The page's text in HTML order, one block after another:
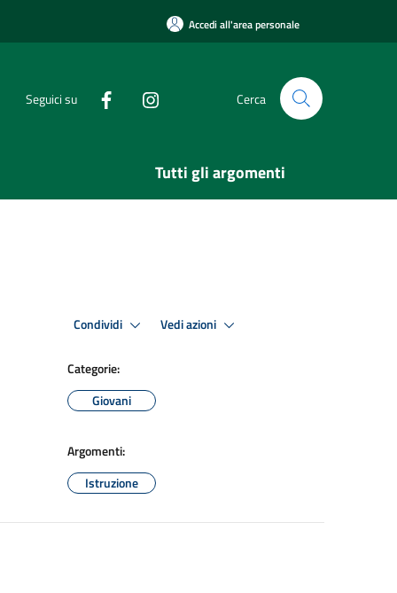
Accedi all'area personale
Seguici su Cerca
Tutti gli argomenti
Condividi Vedi azioni
Categorie:
Giovani
Argomenti:
Istruzione